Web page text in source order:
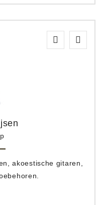
akoestische gitaren,